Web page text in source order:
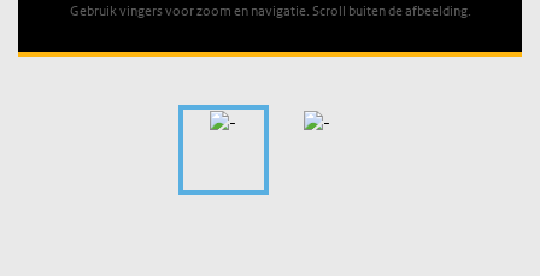
Gebruik vingers voor zoom en navigatie. Scroll buiten de afbeelding.